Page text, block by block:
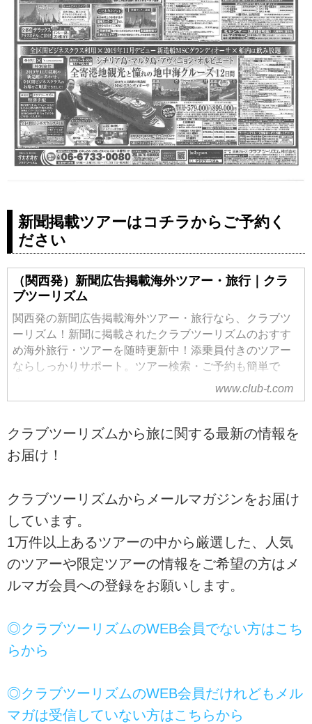
新聞掲載ツアーはコチラからご予約く
ださい
（関西発）新聞広告掲載海外ツアー・旅行｜クラ
ブツーリズム
関西発の新聞広告掲載海外ツアー・旅行なら、クラブツ
ーリズム！新聞に掲載されたクラブツーリズムのおすす
め海外旅行・ツアーを随時更新中！添乗員付きのツアー
ならしっかりサポート。ツアー検索・ご予約も簡単で
www.club-t.com
クラブツーリズムから旅に関する最新の情報を
お届け！
クラブツーリズムからメールマガジンをお届け
しています。
1万件以上あるツアーの中から厳選した、人気
のツアーや限定ツアーの情報をご希望の方はメ
ルマガ会員への登録をお願いします。
◎クラブツーリズムのWEB会員でない方はこち
らから
◎クラブツーリズムのWEB会員だけれどもメル
マガは受信していない方はこちらから